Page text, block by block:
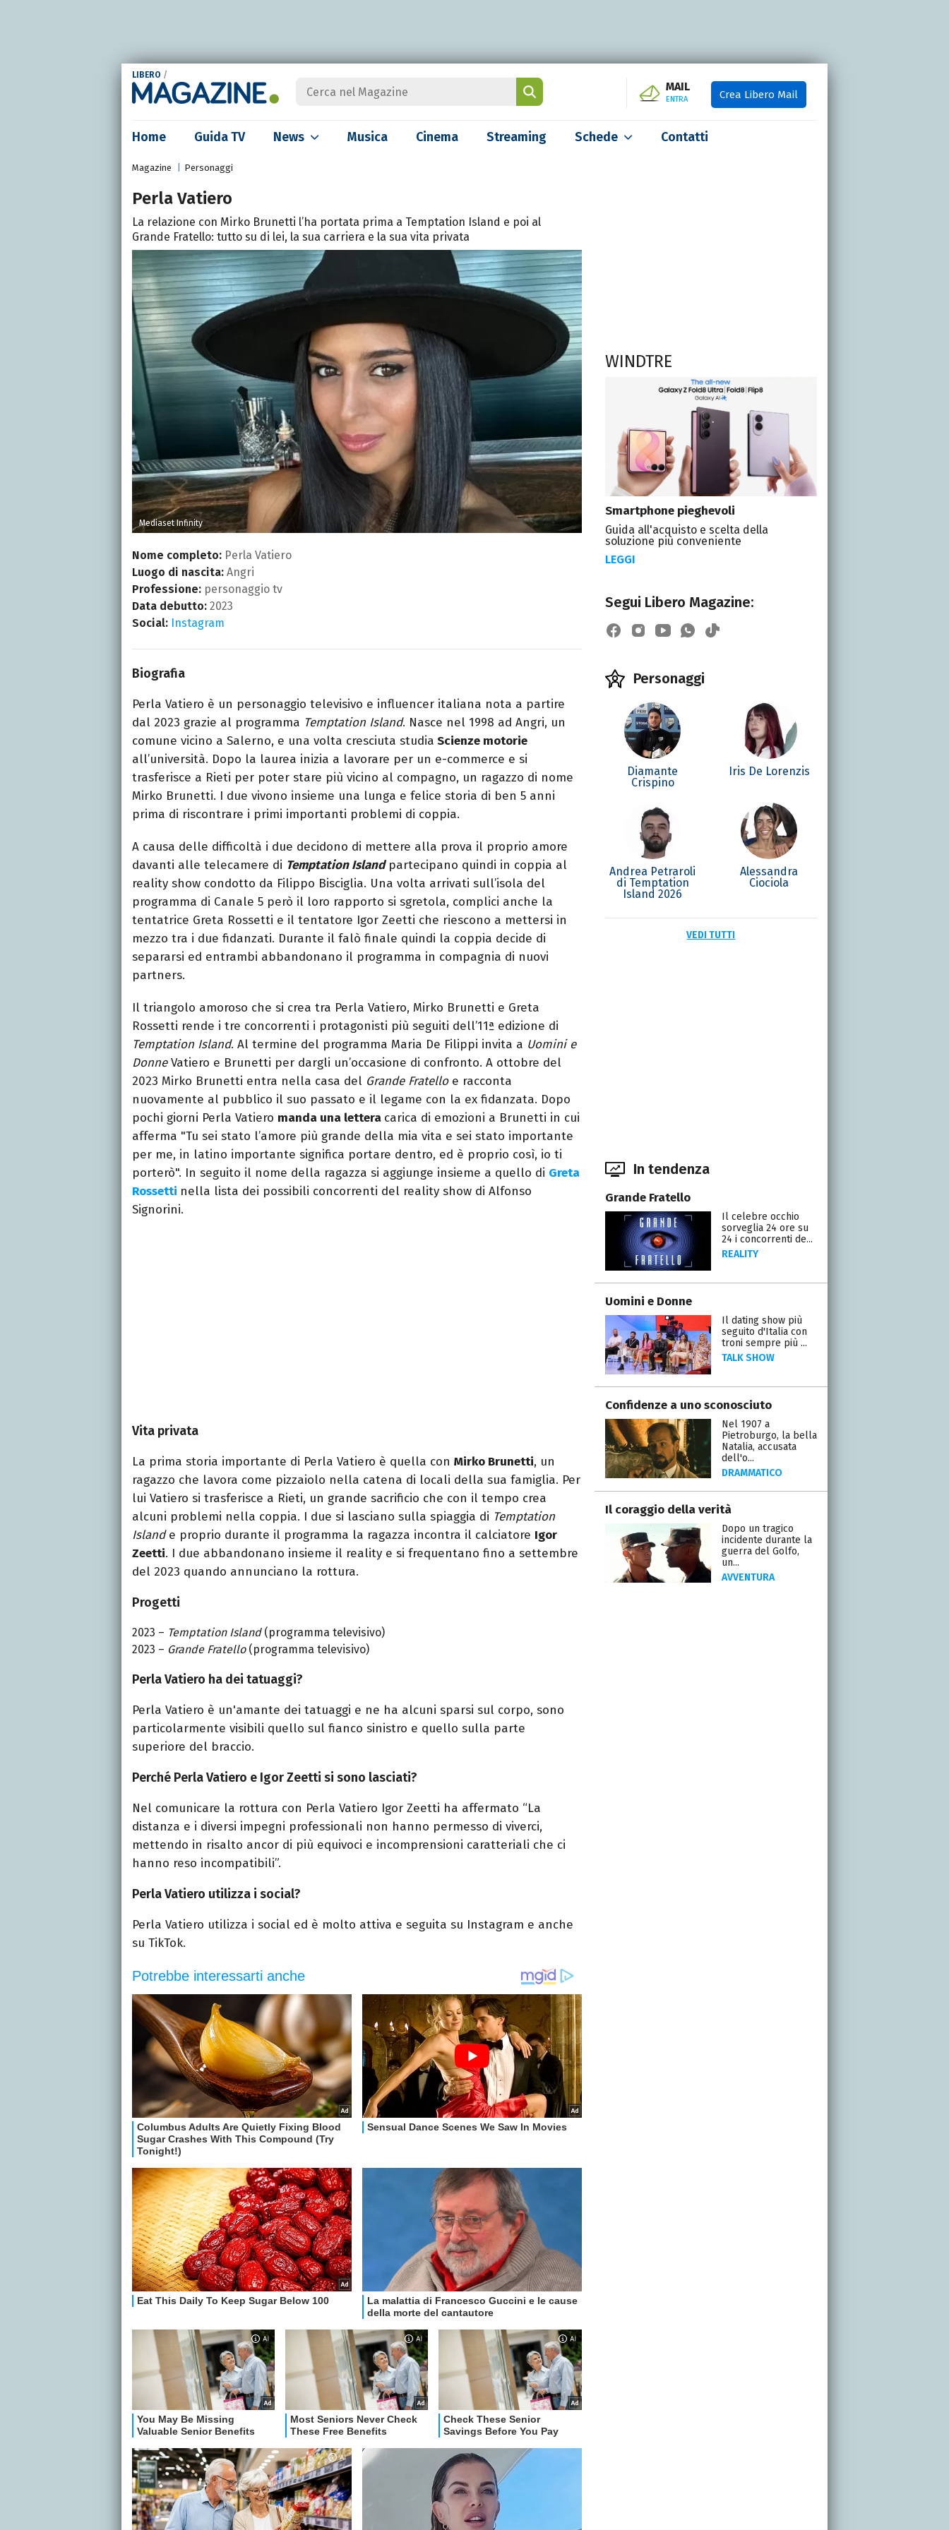
LIBERO /
MAIL
ENTRA Crea Libero Mail
Home Guida TV News Musica Cinema Streaming Schede Contatti
Magazine Personaggi
Perla Vatiero
La relazione con Mirko Brunetti l’ha portata prima a Temptation Island e poi al
Grande Fratello: tutto su di lei, la sua carriera e la sua vita privata
Mediaset Infinity
Nome completo: Perla Vatiero
Luogo di nascita: Angri
Professione: personaggio tv
Data debutto: 2023
Social: Instagram
Biografia
Perla Vatiero è un personaggio televisivo e influencer italiana nota a partire
dal 2023 grazie al programma Temptation Island. Nasce nel 1998 ad Angri, un
comune vicino a Salerno, e una volta cresciuta studia Scienze motorie
all’università. Dopo la laurea inizia a lavorare per un e-commerce e si
trasferisce a Rieti per poter stare più vicino al compagno, un ragazzo di nome
Mirko Brunetti. I due vivono insieme una lunga e felice storia di ben 5 anni
prima di riscontrare i primi importanti problemi di coppia.
A causa delle difficoltà i due decidono di mettere alla prova il proprio amore
davanti alle telecamere di Temptation Islandpartecipano quindi in coppia al
reality show condotto da Filippo Bisciglia. Una volta arrivati sull’isola del
programma di Canale 5 però il loro rapporto si sgretola, complici anche la
tentatrice Greta Rossetti e il tentatore Igor Zeetti che riescono a mettersi in
mezzo tra i due fidanzati. Durante il falò finale quindi la coppia decide di
separarsi ed entrambi abbandonano il programma in compagnia di nuovi
partners.
Il triangolo amoroso che si crea tra Perla Vatiero, Mirko Brunetti e Greta
Rossetti rende i tre concorrenti i protagonisti più seguiti dell’11ª edizione di
Temptation Island. Al termine del programma Maria De Filippi invita a Uomini e
DonneVatiero e Brunetti per dargli un’occasione di confronto. A ottobre del
2023 Mirko Brunetti entra nella casa del Grande Fratelloe racconta
nuovamente al pubblico il suo passato e il legame con la ex fidanzata. Dopo
pochi giorni Perla Vatiero manda una lettera carica di emozioni a Brunetti in cui
afferma "Tu sei stato l’amore più grande della mia vita e sei stato importante
per me, in latino importante significa portare dentro, ed è proprio così, io ti
porterò". In seguito il nome della ragazza si aggiunge insieme a quello di Greta
Rossetti nella lista dei possibili concorrenti del reality show di Alfonso
Signorini.
Vita privata
La prima storia importante di Perla Vatiero è quella con Mirko Brunetti, un
ragazzo che lavora come pizzaiolo nella catena di locali della sua famiglia. Per
lui Vatiero si trasferisce a Rieti, un grande sacrificio che con il tempo crea
alcuni problemi nella coppia. I due si lasciano sulla spiaggia di Temptation
Islande proprio durante il programma la ragazza incontra il calciatore Igor
Zeetti. I due abbandonano insieme il reality e si frequentano fino a settembre
del 2023 quando annunciano la rottura.
Progetti
2023 – Temptation Island(programma televisivo)
2023 – Grande Fratello(programma televisivo)
Perla Vatiero ha dei tatuaggi?
Perla Vatiero è un'amante dei tatuaggi e ne ha alcuni sparsi sul corpo, sono
particolarmente visibili quello sul fianco sinistro e quello sulla parte
superiore del braccio.
Perché Perla Vatiero e Igor Zeetti si sono lasciati?
Nel comunicare la rottura con Perla Vatiero Igor Zeetti ha affermato “La
distanza e i diversi impegni professionali non hanno permesso di viverci,
mettendo in risalto ancor di più equivoci e incomprensioni caratteriali che ci
hanno reso incompatibili”.
Perla Vatiero utilizza i social?
Perla Vatiero utilizza i social ed è molto attiva e seguita su Instagram e anche
su TikTok.
WINDTRE
Smartphone pieghevoli
Guida all'acquisto e scelta della
soluzione più conveniente
LEGGI
Segui Libero Magazine:
Personaggi
Diamante
Crispino
Iris De Lorenzis
Andrea Petraroli
di Temptation
Island 2026
Alessandra
Ciociola
VEDI TUTTI
In tendenza
Grande Fratello
Il celebre occhio
sorveglia 24 ore su
24 i concorrenti de...
REALITY
Uomini e Donne
Il dating show più
seguito d'Italia con
troni sempre più ...
TALK SHOW
Confidenze a uno sconosciuto
Nel 1907 a
Pietroburgo, la bella
Natalia, accusata
dell'o...
DRAMMATICO
Il coraggio della verità
Dopo un tragico
incidente durante la
guerra del Golfo,
un...
AVVENTURA